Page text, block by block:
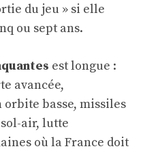
du jeu » si elle
ou sept ans.
est longue :
avancée,
basse, missiles
air, lutte
où la France doit